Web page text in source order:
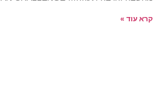
קרא עוד »